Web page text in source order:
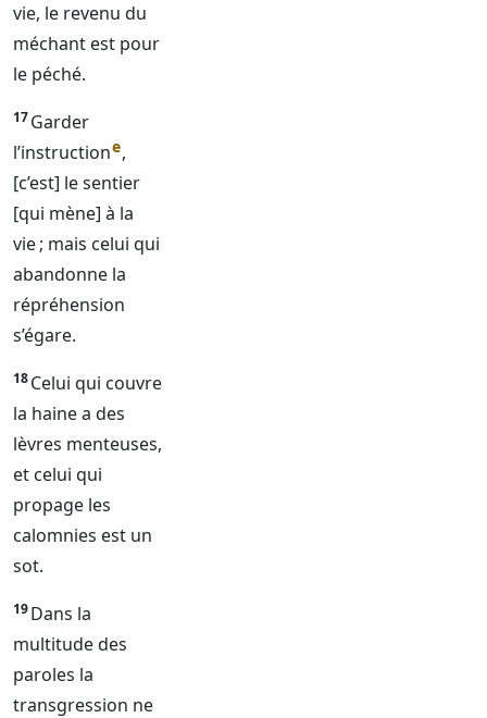
vie, le revenu du
méchant est pour
le péché.
17Garder
l’instructione,
[c’est] le sentier
[qui mène] à la
vie ; mais celui qui
abandonne la
répréhension
s’égare.
18Celui qui couvre
la haine a des
lèvres menteuses,
et celui qui
propage les
calomnies est un
sot.
19Dans la
multitude des
paroles la
transgression ne